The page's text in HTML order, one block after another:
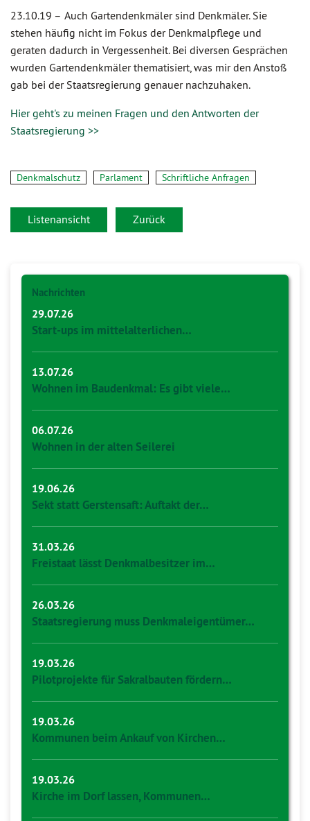
23.10.19 – Auch Gartendenkmäler sind Denkmäler. Sie
stehen häufig nicht im Fokus der Denkmalpflege und
geraten dadurch in Vergessenheit. Bei diversen Gesprächen
wurden Gartendenkmäler thematisiert, was mir den Anstoß
gab bei der Staatsregierung genauer nachzuhaken.
Hier geht's zu meinen Fragen und den Antworten der
Staatsregierung >>
Denkmalschutz Parlament Schriftliche Anfragen
Listenansicht Zurück
Nachrichten
29.07.26
Start-ups im mittelalterlichen…
13.07.26
Wohnen im Baudenkmal: Es gibt viele…
06.07.26
Wohnen in der alten Seilerei
19.06.26
Sekt statt Gerstensaft: Auftakt der…
31.03.26
Freistaat lässt Denkmalbesitzer im…
26.03.26
Staatsregierung muss Denkmaleigentümer…
19.03.26
Pilotprojekte für Sakralbauten fördern…
19.03.26
Kommunen beim Ankauf von Kirchen…
19.03.26
Kirche im Dorf lassen, Kommunen…